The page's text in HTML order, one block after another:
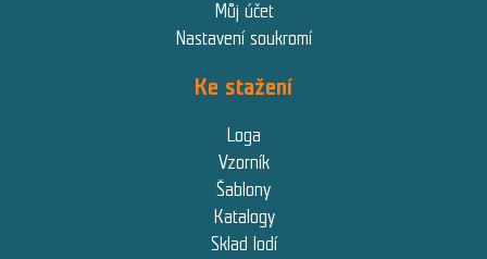
Můj účet
Nastavení soukromí
Ke stažení
Loga
Vzorník
Šablony
Katalogy
Sklad lodí